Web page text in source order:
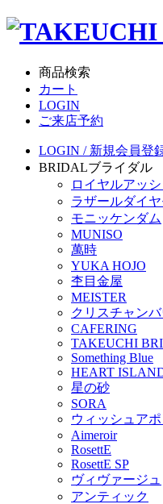
商品検索
カート
LOGIN
ご来店予約
LOGIN / 新規会員登
BRIDALブライダル
ロイヤルアッ
ラザールダイ
モニッケンダム
MUNISO
萬時
YUKA HOJO
杢目金屋
MEISTER
クリスチャン
CAFERING
TAKEUCHI
Something Blue
HEART
星の砂
SORA
ウィッシュア
Aimeroir
RosettE
RosettE SP
ヴィヴァージュ
アンティック